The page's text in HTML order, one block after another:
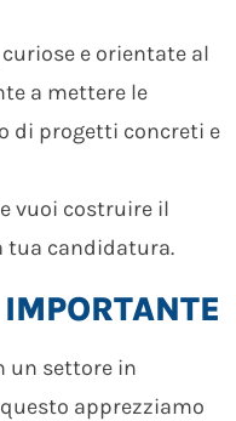
e orientate al
a mettere le
di progetti concreti e
vuoi costruire il
tua candidatura.
un settore in
apprezziamo